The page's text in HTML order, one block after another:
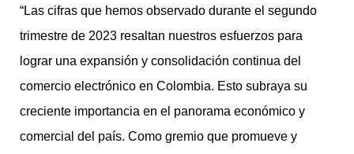
“Las cifras que hemos observado durante el segundo
trimestre de 2023 resaltan nuestros esfuerzos para
lograr una expansión y consolidación continua del
comercio electrónico en Colombia. Esto subraya su
creciente importancia en el panorama económico y
comercial del país. Como gremio que promueve y